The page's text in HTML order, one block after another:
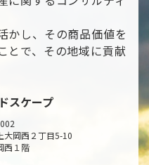
かし、その商品価値を
とで、その地域に貢献
スケープ
大岡西２丁目5-10
西１階